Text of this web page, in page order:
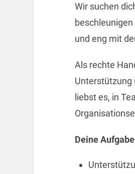
Wir suchen
und eng mit
Als rechte
Unterstützung
liebst es, in
Deine